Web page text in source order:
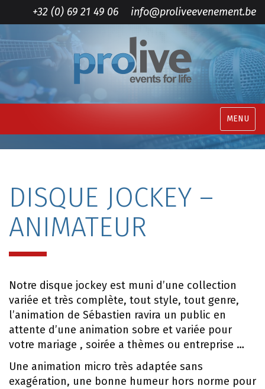
+32 (0) 69 21 49 06 info@proliveevenement.be
MENU
DISQUE JOCKEY –
ANIMATEUR
Notre disque jockey est muni d’une collection
variée et très complète, tout style, tout genre,
l’animation de Sébastien ravira un public en
attente d’une animation sobre et variée pour
votre mariage , soirée a thèmes ou entreprise …
Une animation micro très adaptée sans
exagération, une bonne humeur hors norme pour